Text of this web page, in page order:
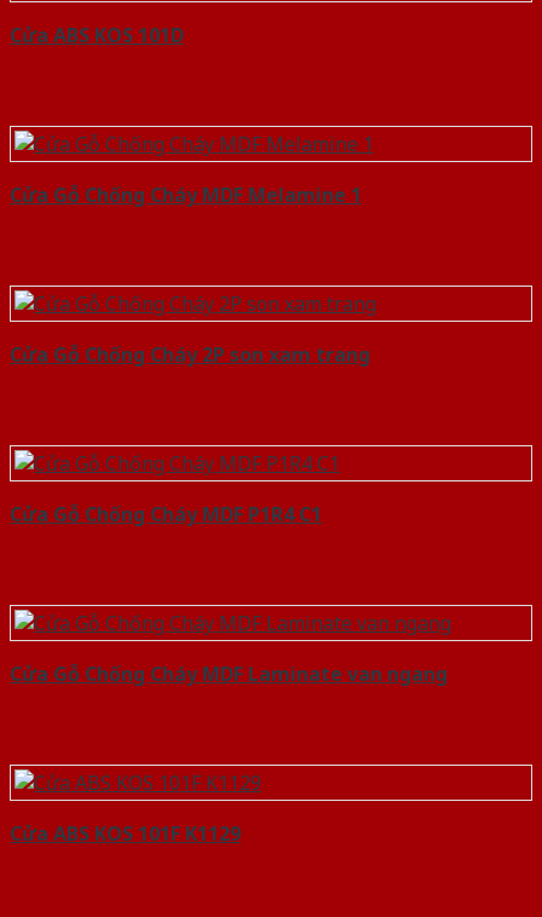
Cửa ABS KOS 101D
Cửa Gỗ Chống Cháy MDF Melamine 1
Cửa Gỗ Chống Cháy 2P son xam trang
Cửa Gỗ Chống Cháy MDF P1R4 C1
Cửa Gỗ Chống Cháy MDF Laminate van ngang
Cửa ABS KOS 101F K1129